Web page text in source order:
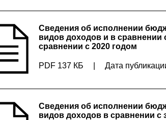
Сведения об исполнении
видов доходов и в сравнении
сравнении с 2020 годом
PDF 137 КБ Дата
Сведения об исполнении
видов доходов в сравнении с